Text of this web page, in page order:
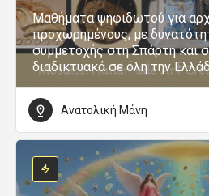
Μαθήματα ψηφιδωτού για
προχωρημένους, με
συμμετοχής στη Σπάρτη και
διαδικτυακά σε όλη την
Ανατολική Μάνη